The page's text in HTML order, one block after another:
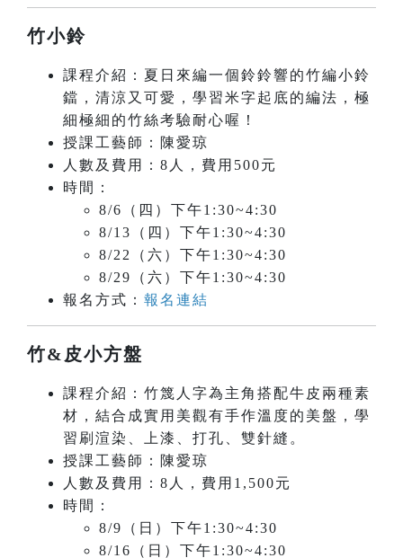
竹小鈴
課程介紹：夏日來編一個鈴鈴響的竹編小鈴
鐺，清涼又可愛，學習米字起底的編法，極
細極細的竹絲考驗耐心喔！
授課工藝師：陳愛琼
人數及費用：8人，費用500元
時間：
8/6（四）下午1:30~4:30
8/13（四）下午1:30~4:30
8/22（六）下午1:30~4:30
8/29（六）下午1:30~4:30
報名方式： 報名連結
竹&皮小方盤
課程介紹：竹篾人字為主角搭配牛皮兩種素
材，結合成實用美觀有手作溫度的美盤，學
習刷渲染、上漆、打孔、雙針縫。
授課工藝師：陳愛琼
人數及費用：8人，費用1,500元
時間：
8/9（日）下午1:30~4:30
8/16（日）下午1:30~4:30